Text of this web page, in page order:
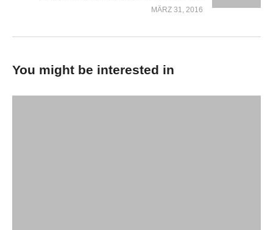
MÄRZ 31, 2016
You might be interested in